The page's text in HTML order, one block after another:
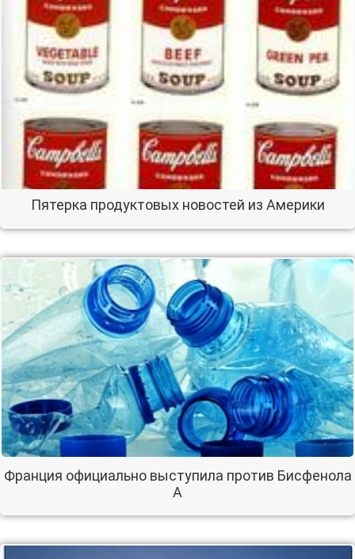
Пятерка продуктовых новостей из Америки
Франция официально выступила против Бисфенола
А